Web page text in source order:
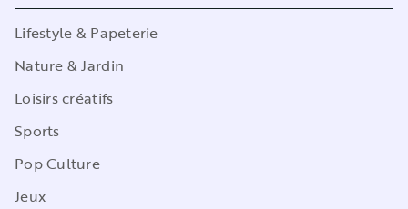
Lifestyle & Papeterie
Nature & Jardin
Loisirs créatifs
Sports
Pop Culture
Jeux